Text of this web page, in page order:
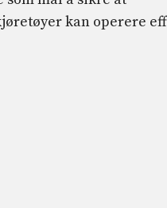
kan operere